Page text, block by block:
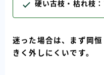
硬い古枝・枯れ枝：
迷った場合は、まず岡
きく外しにくいです。